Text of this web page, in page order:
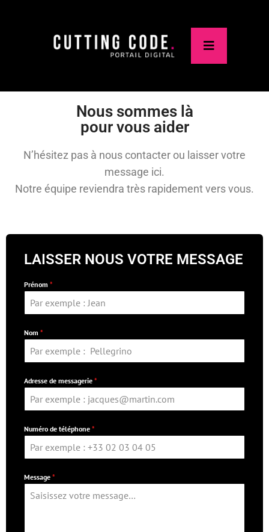
Nous sommes là
pour vous aider
N’hésitez pas à nous contacter ou laisser votre
message ici.
Notre équipe reviendra très rapidement vers vous.
LAISSER NOUS VOTRE MESSAGE
Prénom *
Nom *
Adresse de messagerie *
Numéro de téléphone *
Message *